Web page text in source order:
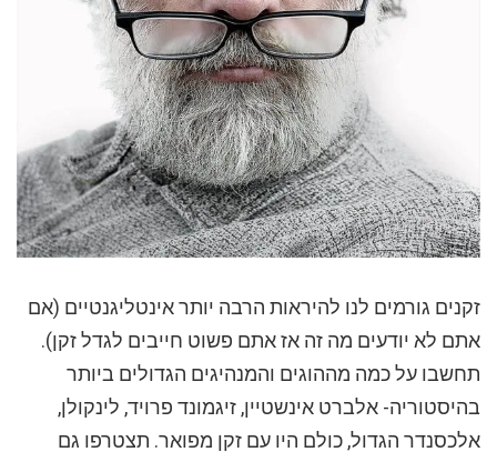
זקנים גורמים לנו להיראות הרבה יותר אינטליגנטיים (אם
אתם לא יודעים מה זה אז אתם פשוט חייבים לגדל זקן).
תחשבו על כמה מההוגים והמנהיגים הגדולים ביותר
בהיסטוריה- אלברט אינשטיין, זיגמונד פרויד, לינקולן,
אלכסנדר הגדול, כולם היו עם זקן מפואר. תצטרפו גם